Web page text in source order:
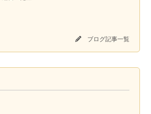
ブログ記事一覧